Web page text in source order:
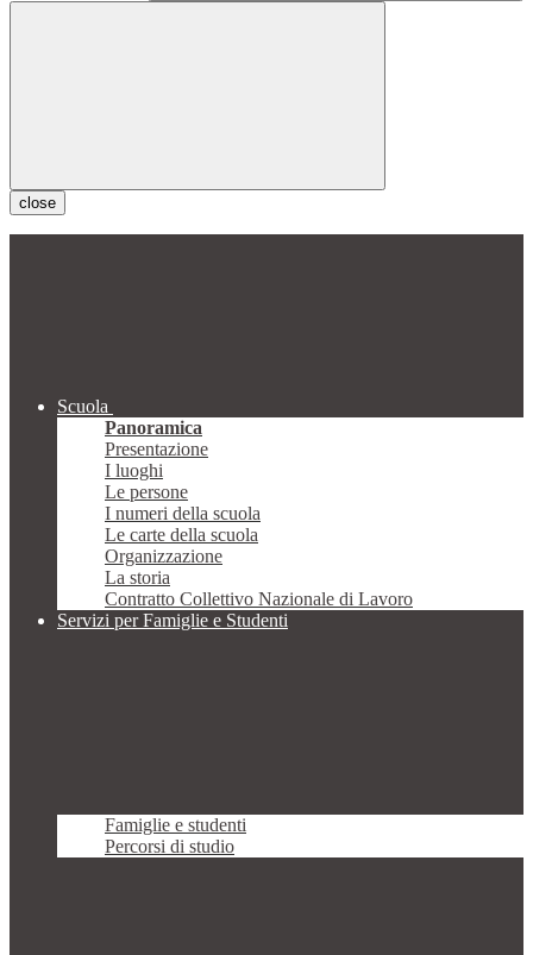
close
Scuola
Panoramica
Presentazione
I luoghi
Le persone
I numeri della scuola
Le carte della scuola
Organizzazione
La storia
Contratto Collettivo Nazionale di Lavoro
Servizi per Famiglie e Studenti
Famiglie e studenti
Percorsi di studio